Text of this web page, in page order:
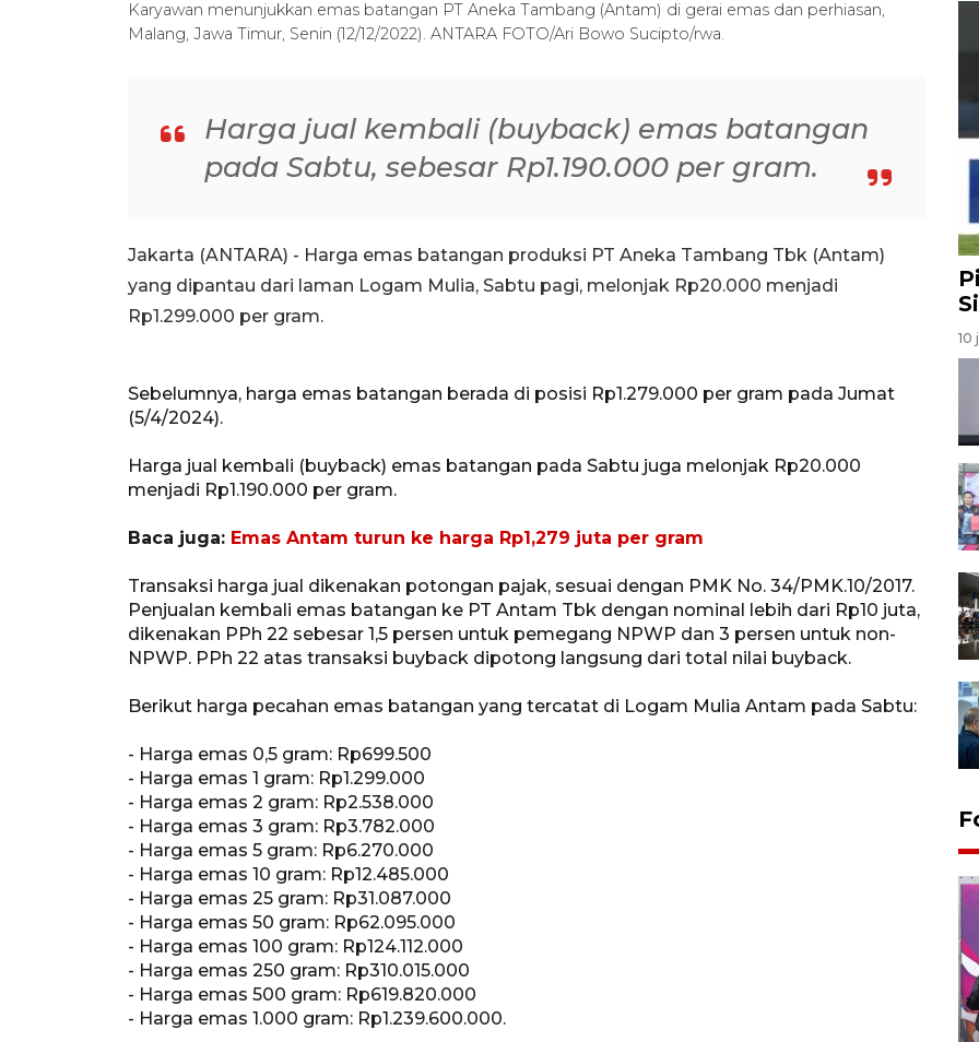
Karyawan menunjukkan emas batangan PT Aneka Tambang (Antam) di gerai emas dan perhiasan,
Malang, Jawa Timur, Senin (12/12/2022). ANTARA FOTO/Ari Bowo Sucipto/rwa.
Harga jual kembali (buyback) emas batangan
pada Sabtu, sebesar Rp1.190.000 per gram.
Jakarta (ANTARA) - Harga emas batangan produksi PT Aneka Tambang Tbk (Antam)
yang dipantau dari laman Logam Mulia, Sabtu pagi, melonjak Rp20.000 menjadi
Rp1.299.000 per gram.
Sebelumnya, harga emas batangan berada di posisi Rp1.279.000 per gram pada Jumat
(5/4/2024).
Harga jual kembali (buyback) emas batangan pada Sabtu juga melonjak Rp20.000
menjadi Rp1.190.000 per gram.
Baca juga: Emas Antam turun ke harga Rp1,279 juta per gram
Transaksi harga jual dikenakan potongan pajak, sesuai dengan PMK No. 34/PMK.10/2017.
Penjualan kembali emas batangan ke PT Antam Tbk dengan nominal lebih dari Rp10 juta,
dikenakan PPh 22 sebesar 1,5 persen untuk pemegang NPWP dan 3 persen untuk non-
NPWP. PPh 22 atas transaksi buyback dipotong langsung dari total nilai buyback.
Berikut harga pecahan emas batangan yang tercatat di Logam Mulia Antam pada Sabtu:
- Harga emas 0,5 gram: Rp699.500
- Harga emas 1 gram: Rp1.299.000
- Harga emas 2 gram: Rp2.538.000
- Harga emas 3 gram: Rp3.782.000
- Harga emas 5 gram: Rp6.270.000
- Harga emas 10 gram: Rp12.485.000
- Harga emas 25 gram: Rp31.087.000
- Harga emas 50 gram: Rp62.095.000
- Harga emas 100 gram: Rp124.112.000
- Harga emas 250 gram: Rp310.015.000
- Harga emas 500 gram: Rp619.820.000
- Harga emas 1.000 gram: Rp1.239.600.000.
10